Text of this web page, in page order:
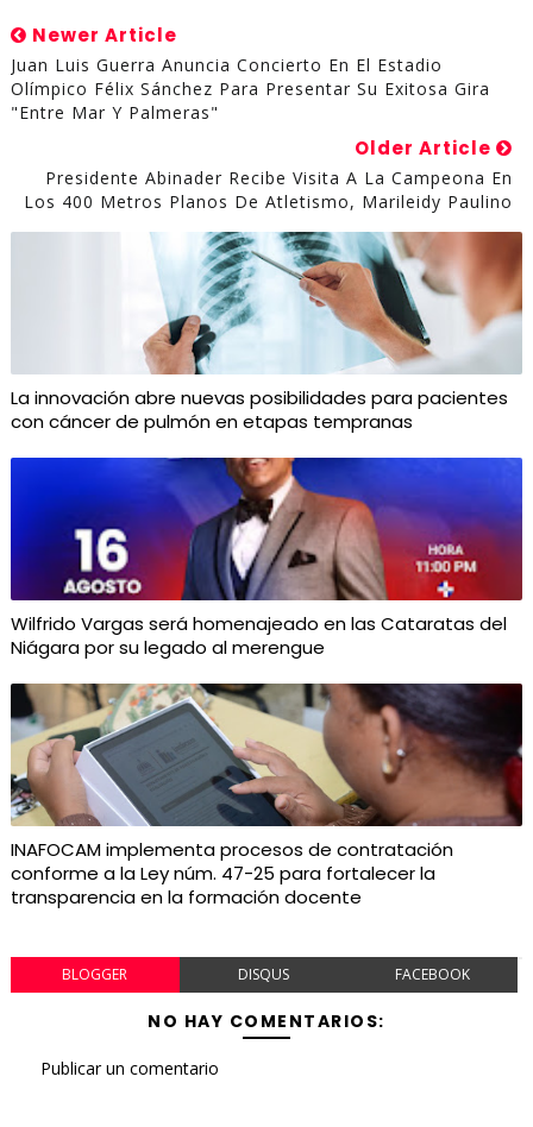
Newer Article
Juan Luis Guerra Anuncia Concierto En El Estadio
Olímpico Félix Sánchez Para Presentar Su Exitosa Gira
"Entre Mar Y Palmeras"
Older Article
Presidente Abinader Recibe Visita A La Campeona En
Los 400 Metros Planos De Atletismo, Marileidy Paulino
La innovación abre nuevas posibilidades para pacientes
con cáncer de pulmón en etapas tempranas
Wilfrido Vargas será homenajeado en las Cataratas del
Niágara por su legado al merengue
INAFOCAM implementa procesos de contratación
conforme a la Ley núm. 47-25 para fortalecer la
transparencia en la formación docente
BLOGGER DISQUS FACEBOOK
NO HAY COMENTARIOS:
Publicar un comentario